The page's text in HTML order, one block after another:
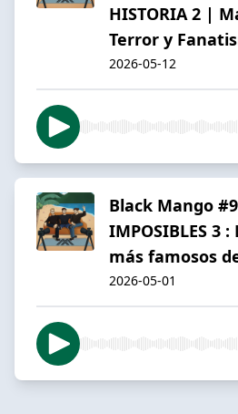
HISTORIA 2 |
Terror y
2026-05-12
Black Mango
IMPOSIBLES 3
más famosos
2026-05-01